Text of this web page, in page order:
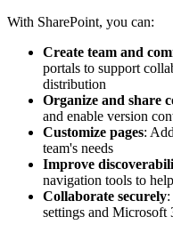
With SharePoint, you can:
Create team and
portals to support
distribution
Organize and share
and enable version
Customize pages:
team's needs
Improve
navigation tools to
Collaborate securely
settings and Microsoft